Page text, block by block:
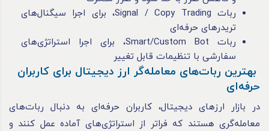
ربات Signal / Copy Trading، برای اجرا سیگنال‌های
تریدرهای حرفه‌ای
ربات Smart/Custom Bot، برای اجرا استراتژی‌های
سفارشی با تنظیمات قابل تغییر
بهترین ربات‌های معامله‌گر ارز دیجیتال برای کاربران
حرفه‌ای
در بازار ارزهای دیجیتال، کاربران حرفه‌ای به دنبال ربات‌های
معامله‌گری هستند که فراتر از استراتژی‌های آماده عمل کنند و